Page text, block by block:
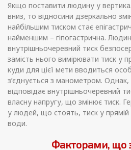
Якщо поставити людину у
вниз, то відносини дзеркально
найбільшим тиском стає
найменшим – гіпогастрична.
внутрішньочеревний тиск
замість нього вимірювати тиск у
куди для цієї мети вводиться
з’єднується з манометром. Однак,
відповідає внутрішньочеревний
власну напругу, що змінює тиск.
у людей, що стоять, тиск у прямій
води.
Факторами, що